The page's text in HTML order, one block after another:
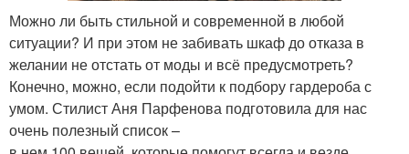
Можно ли быть стильной и современной в любой
ситуации? И при этом не забивать шкаф до отказа в
желании не отстать от моды и всё предусмотреть?
Конечно, можно, если подойти к подбору гардероба с
умом. Стилист Аня Парфенова подготовила для нас
очень полезный список –